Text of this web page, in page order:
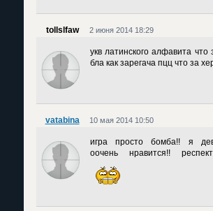
tollslfaw 2 июня 2014 18:29
укв латинского алфавита что
бла как зарегача пцц что за
vatabina 10 мая 2014 10:50
игра просто бомба!! я
оочень нравится!!